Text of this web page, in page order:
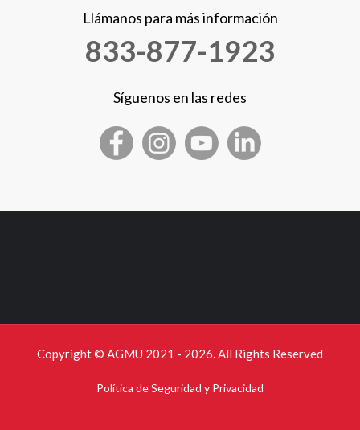
Llámanos para más información
833-877-1923
Síguenos en las redes
Copyright © AGMU 2021 - 2026. All Rights Reserved
Política de Seguridad y Privacidad